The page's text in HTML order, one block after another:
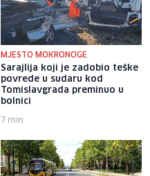
MJESTO MOKRONOGE
Sarajlija koji je zadobio teške
povrede u sudaru kod
Tomislavgrada preminuo u
bolnici
7 min